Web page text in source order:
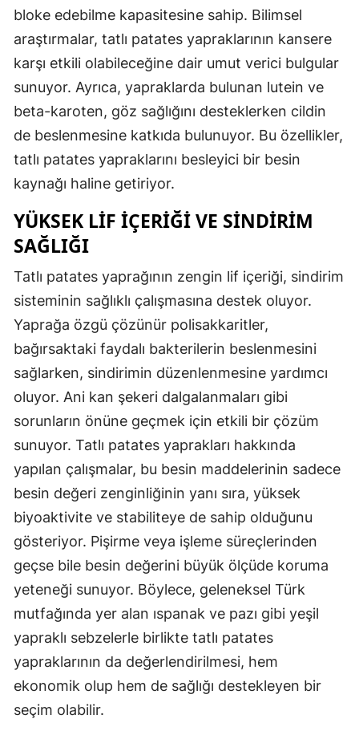
bloke edebilme kapasitesine sahip. Bilimsel
araştırmalar, tatlı patates yapraklarının kansere
karşı etkili olabileceğine dair umut verici bulgular
sunuyor. Ayrıca, yapraklarda bulunan lutein ve
beta-karoten, göz sağlığını desteklerken cildin
de beslenmesine katkıda bulunuyor. Bu özellikler,
tatlı patates yapraklarını besleyici bir besin
kaynağı haline getiriyor.
YÜKSEK LIF İÇERIĞI VE SINDIRIM
SAĞLIĞI
Tatlı patates yaprağının zengin lif içeriği, sindirim
sisteminin sağlıklı çalışmasına destek oluyor.
Yaprağa özgü çözünür polisakkaritler,
bağırsaktaki faydalı bakterilerin beslenmesini
sağlarken, sindirimin düzenlenmesine yardımcı
oluyor. Ani kan şekeri dalgalanmaları gibi
sorunların önüne geçmek için etkili bir çözüm
sunuyor. Tatlı patates yaprakları hakkında
yapılan çalışmalar, bu besin maddelerinin sadece
besin değeri zenginliğinin yanı sıra, yüksek
biyoaktivite ve stabiliteye de sahip olduğunu
gösteriyor. Pişirme veya işleme süreçlerinden
geçse bile besin değerini büyük ölçüde koruma
yeteneği sunuyor. Böylece, geleneksel Türk
mutfağında yer alan ıspanak ve pazı gibi yeşil
yapraklı sebzelerle birlikte tatlı patates
yapraklarının da değerlendirilmesi, hem
ekonomik olup hem de sağlığı destekleyen bir
seçim olabilir.